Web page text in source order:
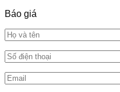
Báo giá